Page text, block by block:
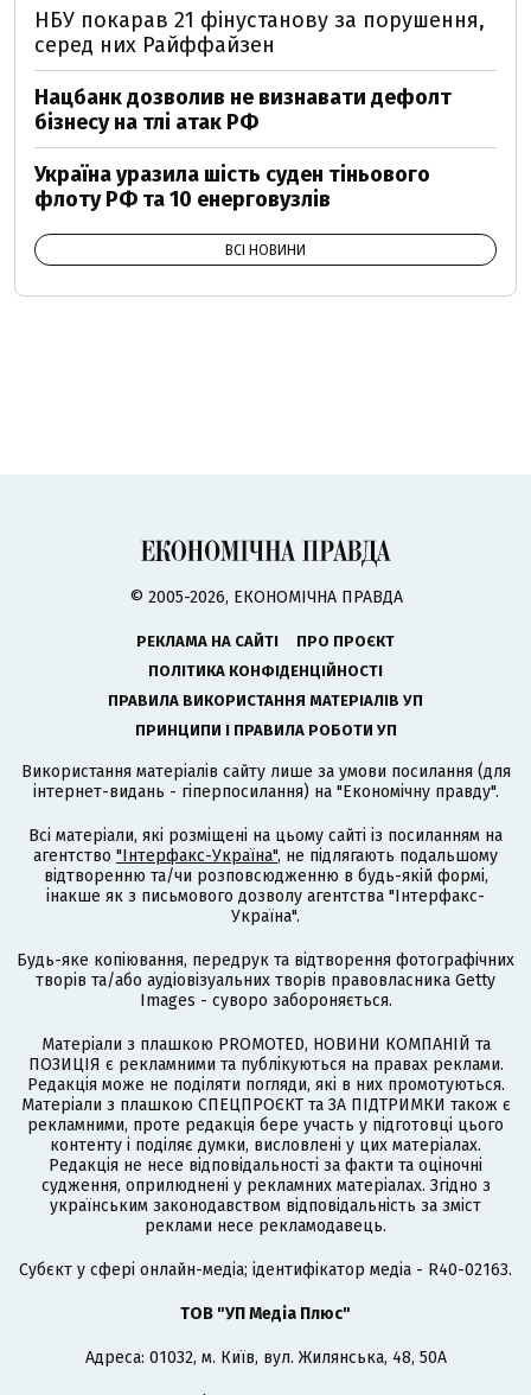
НБУ покарав 21 фінустанову за порушення,
серед них Райффайзен
Нацбанк дозволив не визнавати дефолт
бізнесу на тлі атак РФ
Україна уразила шість суден тіньового
флоту РФ та 10 енерговузлів
ВСІ НОВИНИ
© 2005-2026, ЕКОНОМІЧНА ПРАВДА
РЕКЛАМА НА САЙТІ
ПРО ПРОЄКТ
ПОЛІТИКА КОНФІДЕНЦІЙНОСТІ
ПРАВИЛА ВИКОРИСТАННЯ МАТЕРІАЛІВ УП
ПРИНЦИПИ І ПРАВИЛА РОБОТИ УП
Використання матеріалів сайту лише за умови посилання (для
інтернет-видань - гіперпосилання) на "Економічну правду".
Всі матеріали, які розміщені на цьому сайті із посиланням на
агентство "Інтерфакс-Україна", не підлягають подальшому
відтворенню та/чи розповсюдженню в будь-якій формі,
інакше як з письмового дозволу агентства "Інтерфакс-
Україна".
Будь-яке копіювання, передрук та відтворення фотографічних
творів та/або аудіовізуальних творів правовласника Getty
Images - суворо забороняється.
Матеріали з плашкою PROMOTED, НОВИНИ КОМПАНІЙ та
ПОЗИЦІЯ є рекламними та публікуються на правах реклами.
Редакція може не поділяти погляди, які в них промотуються.
Матеріали з плашкою СПЕЦПРОЄКТ та ЗА ПІДТРИМКИ також є
рекламними, проте редакція бере участь у підготовці цього
контенту і поділяє думки, висловлені у цих матеріалах.
Редакція не несе відповідальності за факти та оціночні
судження, оприлюднені у рекламних матеріалах. Згідно з
українським законодавством відповідальність за зміст
реклами несе рекламодавець.
Cубєкт у сфері онлайн-медіа; ідентифікатор медіа - R40-02163.
ТОВ "УП Медіа Плюс"
Адреса: 01032, м. Київ, вул. Жилянська, 48, 50А